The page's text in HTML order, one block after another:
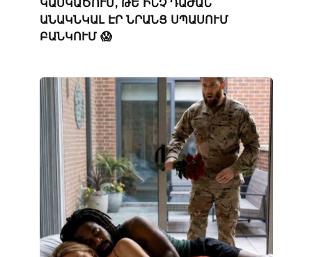
ԿԱՍԿԱԾՈՒՄ, ԹԵ ԻՆՉ ԴԱԺԱՆ
ԱՆԱԿՆԿԱԼ ԷՐ ՆՐԱՆՑ ՍՊԱՍՈՒՄ
ԲԱՆԿՈՒՄ 😱